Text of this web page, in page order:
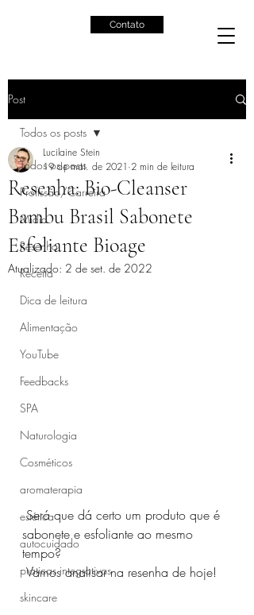
Contato
Post
Todos os posts
Profissão/Carreira
Mídia
Resenha
Receita
Dica de leitura
Alimentação
YouTube
Feedbacks
SPA
Naturologia
Cosméticos
aromaterapia
estética
autocuidado
práticas integrativas
skincare
Todos os posts
Resenha: Bio-Cleanser
Bambu Brasil Sabonete
Esfoliante Bioage
Lucilaine Stein
19 de mai. de 2021 2 min de leitura
Atualizado: 2 de set. de 2022
Será que dá certo um produto que é
sabonete e esfoliante ao mesmo
tempo?
Vamos analisar na resenha de hoje!